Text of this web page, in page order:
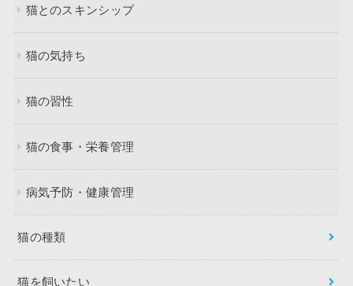
猫とのスキンシップ
猫の気持ち
猫の習性
猫の食事・栄養管理
病気予防・健康管理
猫の種類
猫を飼いたい